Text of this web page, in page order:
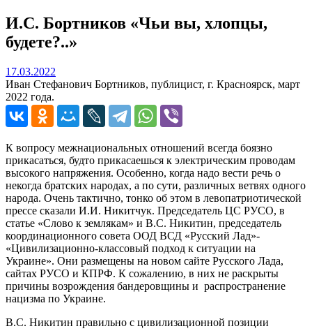
И.С. Бортников «Чьи вы, хлопцы,
будете?..»
17.03.2022
Иван Стефанович Бортников, публицист, г. Красноярск, март
2022 года.
К вопросу межнациональных отношений всегда боязно
прикасаться, будто прикасаешься к электрическим проводам
высокого напряжения. Особенно, когда надо вести речь о
некогда братских народах, а по сути, различных ветвях одного
народа. Очень тактично, тонко об этом в левопатриотической
прессе сказали И.И. Никитчук. Председатель ЦС РУСО, в
статье «Слово к землякам» и В.С. Никитин, председатель
координационного совета ООД ВСД «Русский Лад»-
«Цивилизационно-классовый подход к ситуации на
Украине». Они размещены на новом сайте Русского Лада,
сайтах РУСО и КПРФ. К сожалению, в них не раскрыты
причины возрождения бандеровщины и распространение
нацизма по Украине.
В.С. Никитин правильно с цивилизационной позиции